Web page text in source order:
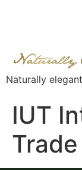
Naturally
IUT